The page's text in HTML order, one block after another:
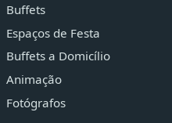
Buffets
Espaços de Festa
Buffets a Domicílio
Animação
Fotógrafos